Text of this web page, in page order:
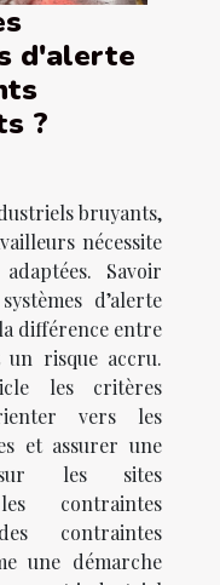
d'alerte
?
bruyants,
nécessite
Savoir
d’alerte
différence entre
risque accru.
les critères
vers les
et assurer une
les sites
contraintes
contraintes
une démarche